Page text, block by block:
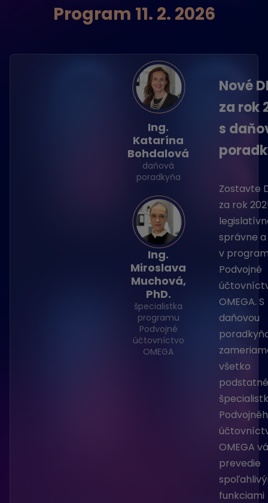
Program 11. 2. 2026
Ing.
Katarína
Bohdalová
daňová
poradkyňa
Ing.
Miroslava
Muchová,
PhD.
špecialistka
programu
Podvojné
účtovníctvo
OMEGA
Nové
za rok
s
Zostavte
za rok
správne
v
Podvojné
OMEGA. S
daňovou
všetko
OMEGA
prevedie
funkciami